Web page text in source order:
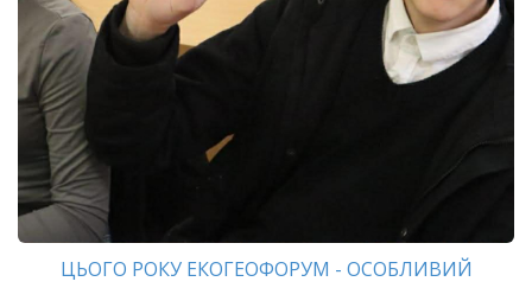
ЦЬОГО РОКУ ЕКОГЕОФОРУМ - ОСОБЛИВИЙ